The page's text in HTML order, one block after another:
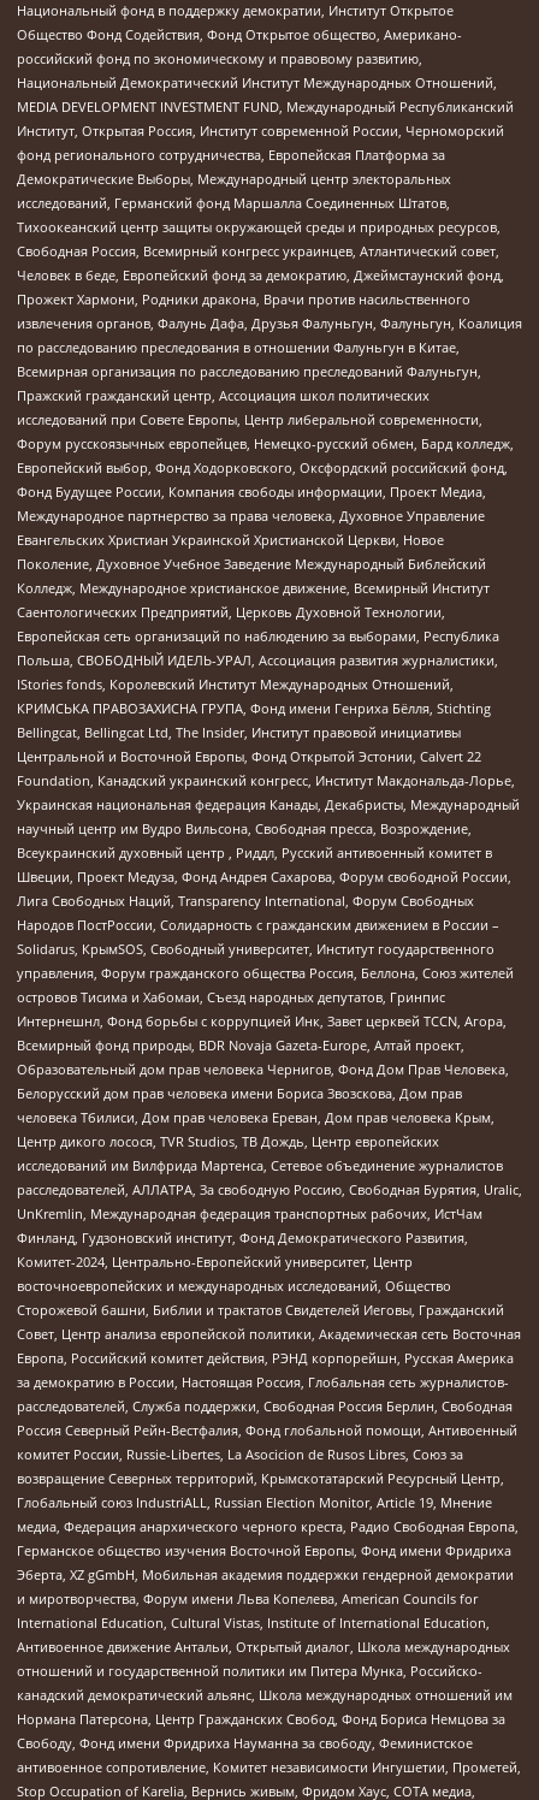
Национальный фонд в поддержку демократии, Институт Открытое
Общество Фонд Содействия, Фонд Открытое общество, Американо-
российский фонд по экономическому и правовому развитию,
Национальный Демократический Институт Международных Отношений,
MEDIA DEVELOPMENT INVESTMENT FUND, Международный Республиканский
Институт, Открытая Россия, Институт современной России, Черноморский
фонд регионального сотрудничества, Европейская Платформа за
Демократические Выборы, Международный центр электоральных
исследований, Германский фонд Маршалла Соединенных Штатов,
Тихоокеанский центр защиты окружающей среды и природных ресурсов,
Свободная Россия, Всемирный конгресс украинцев, Атлантический совет,
Человек в беде, Европейский фонд за демократию, Джеймстаунский фонд,
Прожект Хармони, Родники дракона, Врачи против насильственного
извлечения органов, Фалунь Дафа, Друзья Фалуньгун, Фалуньгун, Коалиция
по расследованию преследования в отношении Фалуньгун в Китае,
Всемирная организация по расследованию преследований Фалуньгун,
Пражский гражданский центр, Ассоциация школ политических
исследований при Совете Европы, Центр либеральной современности,
Форум русскоязычных европейцев, Немецко-русский обмен, Бард колледж,
Европейский выбор, Фонд Ходорковского, Оксфордский российский фонд,
Фонд Будущее России, Компания свободы информации, Проект Медиа,
Международное партнерство за права человека, Духовное Управление
Евангельских Христиан Украинской Христианской Церкви, Новое
Поколение, Духовное Учебное Заведение Международный Библейский
Колледж, Международное христианское движение, Всемирный Институт
Саентологических Предприятий, Церковь Духовной Технологии,
Европейская сеть организаций по наблюдению за выборами, Республика
Польша, СВОБОДНЫЙ ИДЕЛЬ-УРАЛ, Ассоциация развития журналистики,
IStories fonds, Королевский Институт Международных Отношений,
КРИМСЬКА ПРАВОЗАХИСНА ГРУПА, Фонд имени Генриха Бёлля, Stichting
Bellingcat, Bellingcat Ltd, The Insider, Институт правовой инициативы
Центральной и Восточной Европы, Фонд Открытой Эстонии, Calvert 22
Foundation, Канадский украинский конгресс, Институт Макдональда-Лорье,
Украинская национальная федерация Канады, Декабристы, Международный
научный центр им Вудро Вильсона, Свободная пресса, Возрождение,
Всеукраинский духовный центр , Риддл, Русский антивоенный комитет в
Швеции, Проект Медуза, Фонд Андрея Сахарова, Форум свободной России,
Лига Свободных Наций, Transparеncy International, Форум Свободных
Народов ПостРоссии, Солидарность с гражданским движением в России –
Solidarus, КрымSOS, Свободный университет, Институт государственного
управления, Форум гражданского общества Россия, Беллона, Союз жителей
островов Тисима и Хабомаи, Съезд народных депутатов, Гринпис
Интернешнл, Фонд борьбы с коррупцией Инк, Завет церквей TCCN, Агора,
Всемирный фонд природы, BDR Novaja Gazeta-Europe, Алтай проект,
Образовательный дом прав человека Чернигов, Фонд Дом Прав Человека,
Белорусский дом прав человека имени Бориса Звозскова, Дом прав
человека Тбилиси, Дом прав человека Ереван, Дом прав человека Крым,
Центр дикого лосося, TVR Studios, ТВ Дождь, Центр европейских
исследований им Вилфрида Мартенса, Сетевое объединение журналистов
расследователей, АЛЛАТРА, За свободную Россию, Свободная Бурятия, Uralic,
UnKremlin, Международная федерация транспортных рабочих, ИстЧам
Финланд, Гудзоновский институт, Фонд Демократического Развития,
Комитет-2024, Центрально-Европейский университет, Центр
восточноевропейских и международных исследований, Общество
Сторожевой башни, Библии и трактатов Свидетелей Иеговы, Гражданский
Совет, Центр анализа европейской политики, Академическая сеть Восточная
Европа, Российский комитет действия, РЭНД корпорейшн, Русская Америка
за демократию в России, Настоящая Россия, Глобальная сеть журналистов-
расследователей, Служба поддержки, Свободная Россия Берлин, Свободная
Россия Северный Рейн-Вестфалия, Фонд глобальной помощи, Антивоенный
комитет России, Russie-Libertes, La Asocicion de Rusos Libres, Союз за
возвращение Северных территорий, Крымскотатарский Ресурсный Центр,
Глобальный союз IndustriALL, Russian Election Monitor, Article 19, Мнение
медиа, Федерация анархического черного креста, Радио Свободная Европа,
Германское общество изучения Восточной Европы, Фонд имени Фридриха
Эберта, XZ gGmbH, Мобильная академия поддержки гендерной демократии
и миротворчества, Форум имени Льва Копелева, American Councils for
International Education, Cultural Vistas, Institute of International Education,
Антивоенное движение Антальи, Открытый диалог, Школа международных
отношений и государственной политики им Питера Мунка, Российско-
канадский демократический альянс, Школа международных отношений им
Нормана Патерсона, Центр Гражданских Свобод, Фонд Бориса Немцова за
Свободу, Фонд имени Фридриха Науманна за свободу, Феминистское
антивоенное сопротивление, Комитет независимости Ингушетии, Прометей,
Stop Occupation of Karelia, Вернись живым, Фридом Хаус, СОТА медиа,